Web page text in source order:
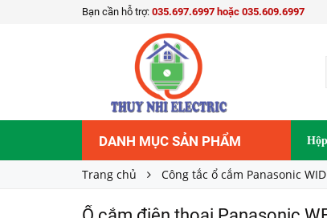
Bạn cần hỗ trợ: 035.697.6997 hoặc 035.609.6997
DANH MỤC SẢN PHẨM
Trang chủ Công tắc ổ cắm Panasonic
Ổ cắm điện thoại Panasonic
Giá bán: 81.000₫